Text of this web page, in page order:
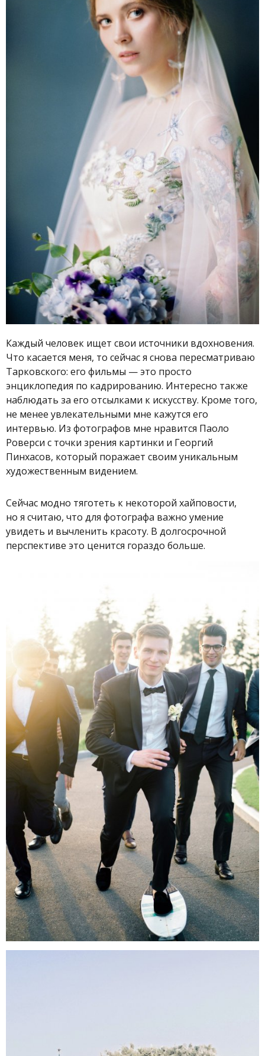
Каждый человек ищет свои источники вдохновения.
Что касается меня, то сейчас я снова пересматриваю
Тарковского: его фильмы — это просто
энциклопедия по кадрированию. Интересно также
наблюдать за его отсылками к искусству. Кроме того,
не менее увлекательными мне кажутся его
интервью. Из фотографов мне нравится Паоло
Роверси с точки зрения картинки и Георгий
Пинхасов, который поражает своим уникальным
художественным видением.
Сейчас модно тяготеть к некоторой хайповости,
но я считаю, что для фотографа важно умение
увидеть и вычленить красоту. В долгосрочной
перспективе это ценится гораздо больше.